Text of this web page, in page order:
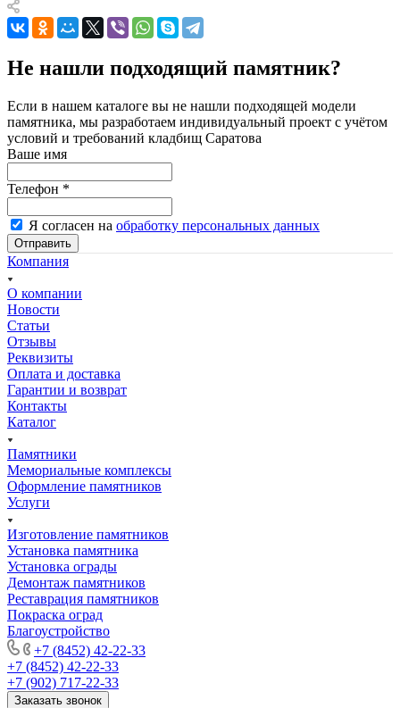
Не нашли подходящий памятник?
Если в нашем каталоге вы не нашли подходящей модели
памятника, мы разработаем индивидуальный проект с учётом
условий и требований кладбищ Саратова
Ваше имя
Телефон *
Я согласен на обработку персональных данных
Отправить
Компания
О компании
Новости
Статьи
Отзывы
Реквизиты
Оплата и доставка
Гарантии и возврат
Контакты
Каталог
Памятники
Мемориальные комплексы
Оформление памятников
Услуги
Изготовление памятников
Установка памятника
Установка ограды
Демонтаж памятников
Реставрация памятников
Покраска оград
Благоустройство
+7 (8452) 42-22-33
+7 (8452) 42-22-33
+7 (902) 717-22-33
Заказать звонок